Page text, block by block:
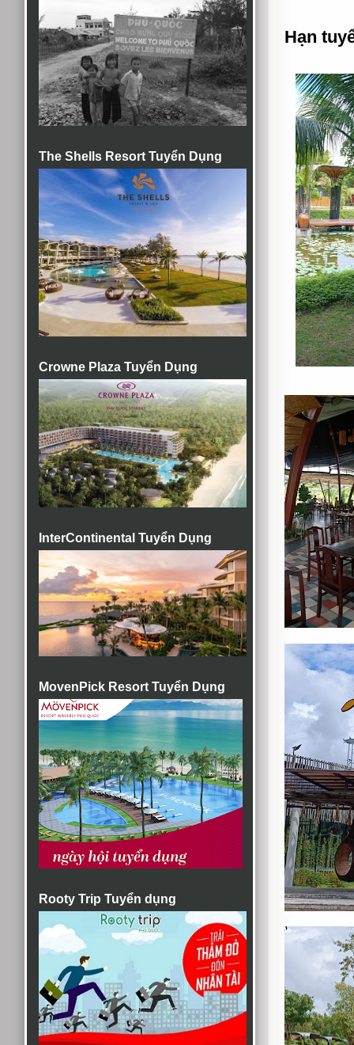
The Shells Resort Tuyển Dụng
Crowne Plaza Tuyển Dụng
InterContinental Tuyển Dụng
MovenPick Resort Tuyển Dụng
Rooty Trip Tuyển dụng
Hạn